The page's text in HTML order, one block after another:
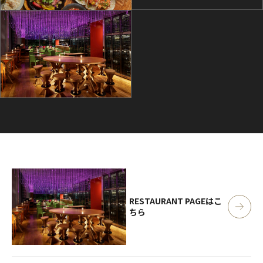
RESTAURANT PAGEはこ
ちら